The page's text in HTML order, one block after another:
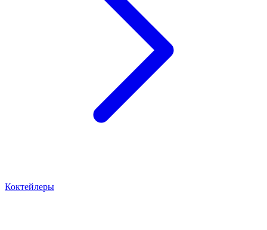
Коктейлеры